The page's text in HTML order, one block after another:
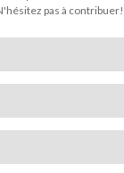
pas à contribuer!